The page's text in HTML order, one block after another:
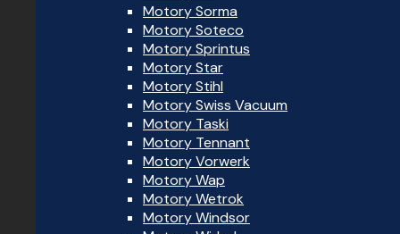
Motory Sorma
Motory Soteco
Motory Sprintus
Motory Star
Motory Stihl
Motory Swiss Vacuum
Motory Taski
Motory Tennant
Motory Vorwerk
Motory Wap
Motory Wetrok
Motory Windsor